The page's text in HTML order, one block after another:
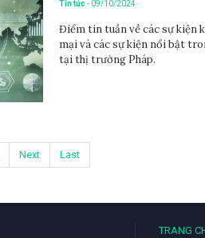
Tin tức- 09/10/2024
Điểm tin tuần về các sự kiện
mại và các sự kiện nổi bật
tại thị trường Pháp.
Next Last
TRANG